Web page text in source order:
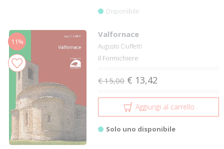
Disponibile
11%
Valfornace
Augusto Ciuffetti
Il Formichiere
€ 15,00 € 13,42
Aggiungi al carrello
Solo uno disponibile